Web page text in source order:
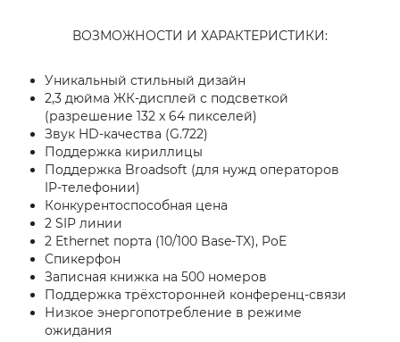
ВОЗМОЖНОСТИ И ХАРАКТЕРИСТИКИ:
Уникальный стильный дизайн
2,3 дюйма ЖК-дисплей с подсветкой
(разрешение 132 x 64 пикселей)
Звук HD-качества (G.722)
Поддержка кириллицы
Поддержка Broadsoft (для нужд операторов
IP-телефонии)
Конкурентоспособная цена
2 SIP линии
2 Ethernet порта (10/100 Base-TX), PoE
Спикерфон
Записная книжка на 500 номеров
Поддержка трёхсторонней конференц-связи
Низкое энергопотребление в режиме
ожидания